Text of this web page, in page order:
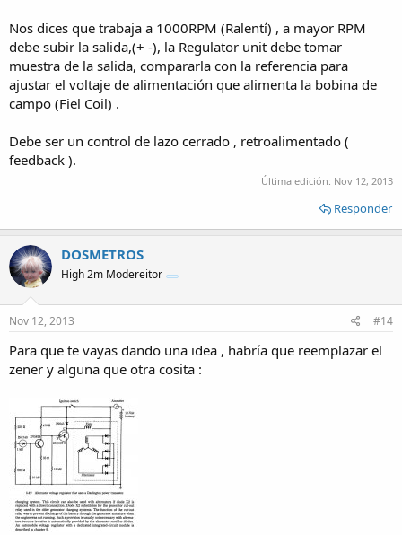
Nos dices que trabaja a 1000RPM (Ralentí) , a mayor RPM
debe subir la salida,(+ -), la Regulator unit debe tomar
muestra de la salida, compararla con la referencia para
ajustar el voltaje de alimentación que alimenta la bobina de
campo (Fiel Coil) .
Debe ser un control de lazo cerrado , retroalimentado (
feedback ).
Última edición: Nov 12, 2013
Responder
DOSMETROS
High 2m Modereitor
Nov 12, 2013 #14
Para que te vayas dando una idea , habría que reemplazar el
zener y alguna que otra cosita :